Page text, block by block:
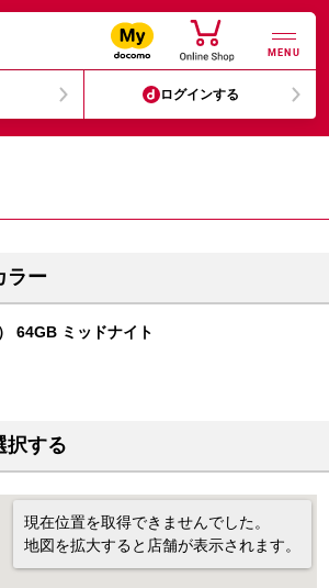
MENU
ログインする
ラー
64GB ミッドナイト
択する
現在位置を取得できませんでした。
地図を拡大すると店舗が表示されます。